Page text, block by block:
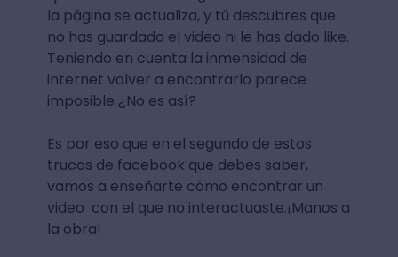
la página se actualiza, y tú descubres que
no has guardado el video ni le has dado like.
Teniendo en cuenta la inmensidad de
internet volver a encontrarlo parece
imposible ¿No es así?
Es por eso que en el segundo de estos
trucos de facebook que debes saber,
vamos a enseñarte cómo encontrar un
video con el que no interactuaste.¡Manos a
la obra!